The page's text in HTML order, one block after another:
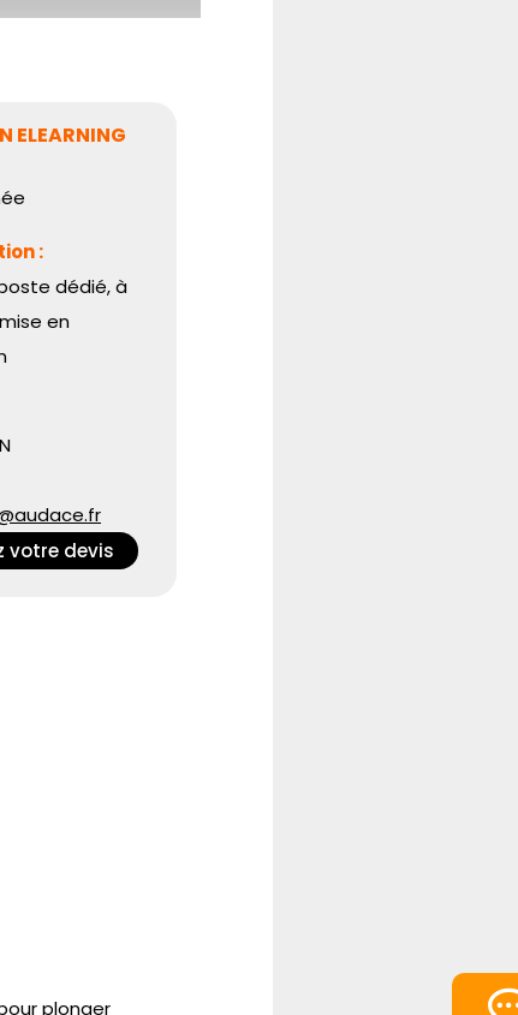
ELEARNING
:
dédié, à
en
votre devis
plonger